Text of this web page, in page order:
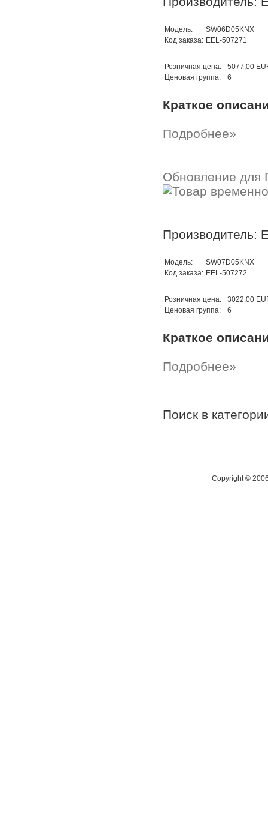
Модель:
SW06D05KNX
Код заказа: EEL-507271
Розничная цена:
5077,00
Ценовая группа:
6
Краткое
Подробнее»
Обновление для
Производитель:
Модель:
SW07D05KNX
Код заказа: EEL-507272
Розничная цена:
3022,00
Ценовая группа:
6
Краткое
Подробнее»
Поиск в
Copyright ©